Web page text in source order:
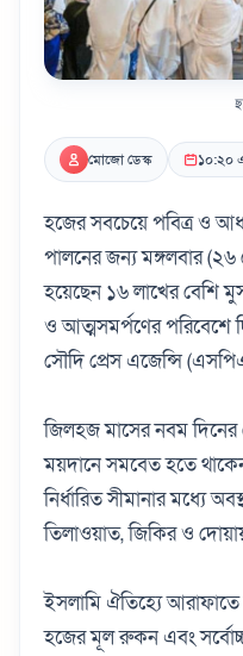
মোজো ডেস্ক ১০:২০
হজের সবচেয়ে পবিত্র ও
পালনের জন্য মঙ্গলবার
হয়েছেন ১৬ লাখের বেশি
ও আত্মসমর্পণের পরিবেশে
সৌদি প্রেস এজেন্সি
জিলহজ মাসের নবম
ময়দানে সমবেত হতে
নির্ধারিত সীমানার মধ্যে
তিলাওয়াত, জিকির ও
ইসলামি ঐতিহ্যে
হজের মূল রুকন এবং